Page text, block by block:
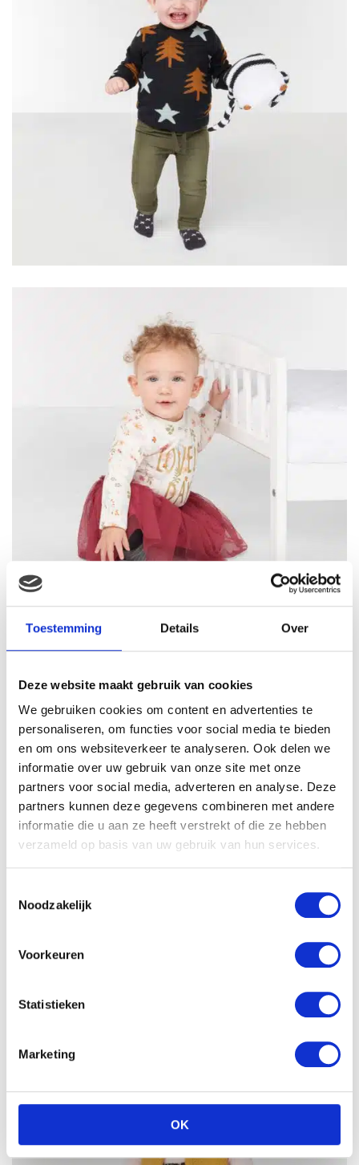
Toestemming Details Over
Deze website maakt gebruik van cookies
We gebruiken cookies om content en advertenties te
personaliseren, om functies voor social media te bieden
en om ons websiteverkeer te analyseren. Ook delen we
informatie over uw gebruik van onze site met onze
partners voor social media, adverteren en analyse. Deze
partners kunnen deze gegevens combineren met andere
informatie die u aan ze heeft verstrekt of die ze hebben
verzameld op basis van uw gebruik van hun services.
Noodzakelijk
Voorkeuren
Statistieken
Marketing
OK